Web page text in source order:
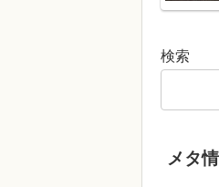
検索
メタ